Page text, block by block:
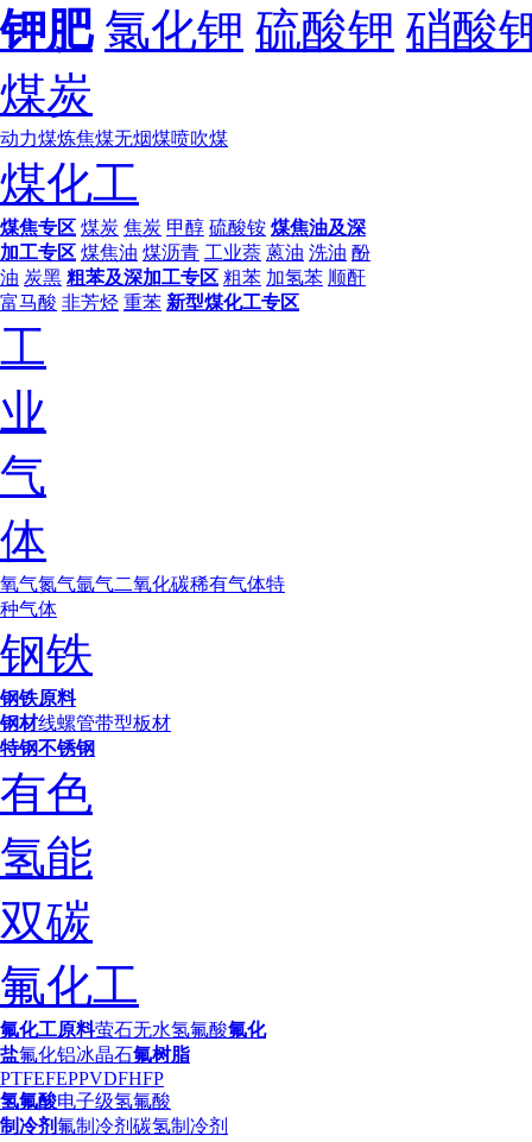
钾肥 氯化钾 硫酸钾 硝酸
煤炭
动力煤炼焦煤无烟煤喷吹煤
煤化工
煤焦专区 煤炭 焦炭 甲醇 硫酸铵 煤焦油及深
加工专区 煤焦油 煤沥青 工业萘 蒽油 洗油 酚
油 炭黑 粗苯及深加工专区 粗苯 加氢苯 顺酐
富马酸 非芳烃 重苯 新型煤化工专区
工
业
气
体
氧气氮气氩气二氧化碳稀有气体特
种气体
钢铁
钢铁原料
钢材线螺管带型板材
特钢不锈钢
有色
氢能
双碳
氟化工
氟化工原料萤石无水氢氟酸氟化
盐氟化铝冰晶石氟树脂
PTFEFEPPVDFHFP
氢氟酸电子级氢氟酸
制冷剂氟制冷剂 碳氢制冷剂